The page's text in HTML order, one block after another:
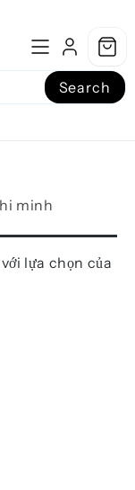
Search
minh
lựa chọn của